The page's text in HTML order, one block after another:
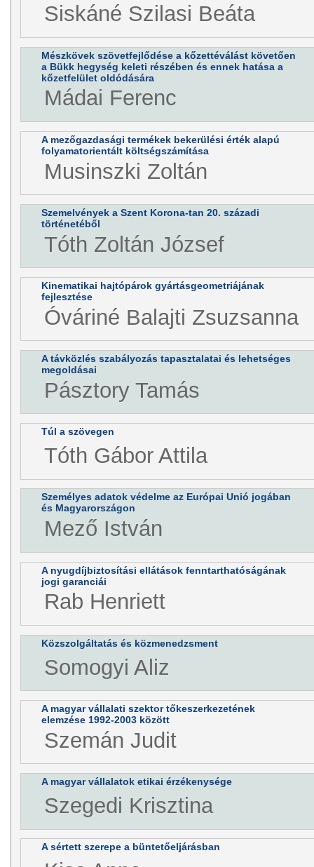
Siskáné Szilasi Beáta
Mészkövek szövetfejlődése a kőzettéválást követően
a Bükk hegység keleti részében és ennek hatása a
kőzetfelület oldódására
Mádai Ferenc
A mezőgazdasági termékek bekerülési érték alapú
folyamatorientált költségszámítása
Musinszki Zoltán
Szemelvények a Szent Korona-tan 20. századi
történetéből
Tóth Zoltán József
Kinematikai hajtópárok gyártásgeometriájának
fejlesztése
Óváriné Balajti Zsuzsanna
A távközlés szabályozás tapasztalatai és lehetséges
megoldásai
Pásztory Tamás
Túl a szövegen
Tóth Gábor Attila
Személyes adatok védelme az Európai Unió jogában
és Magyarországon
Mező István
A nyugdíjbiztosítási ellátások fenntarthatóságának
jogi garanciái
Rab Henriett
Közszolgáltatás és közmenedzsment
Somogyi Aliz
A magyar vállalati szektor tőkeszerkezetének
elemzése 1992-2003 között
Szemán Judit
A magyar vállalatok etikai érzékenysége
Szegedi Krisztina
A sértett szerepe a büntetőeljárásban